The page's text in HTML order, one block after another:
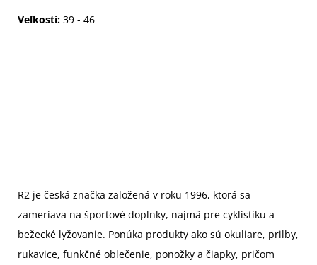
Veľkosti: 39 - 46
R2 je česká značka založená v roku 1996, ktorá sa
zameriava na športové doplnky, najmä pre cyklistiku a
bežecké lyžovanie. Ponúka produkty ako sú okuliare, prilby,
rukavice, funkčné oblečenie, ponožky a čiapky, pričom